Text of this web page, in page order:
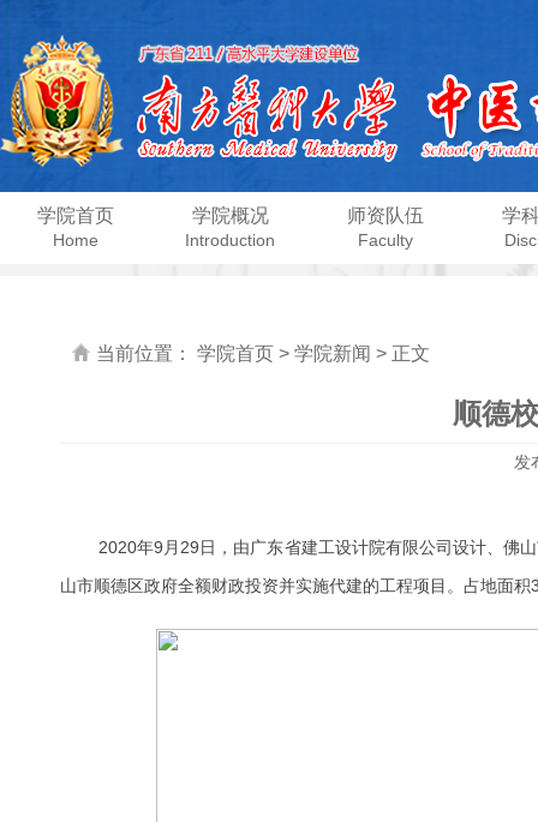
学院首页
Home
学院概况
Introduction
师资队伍
Faculty
学
当前位置： 学院首页 > 学院新闻 > 正文
顺德
发
2020年9月29日，由广东省建工设计院有限公司设计、佛
山市顺德区政府全额财政投资并实施代建的工程项目。占地面